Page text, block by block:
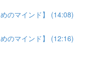
のマインド】 (14:08)
のマインド】 (12:16)